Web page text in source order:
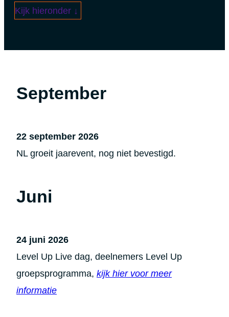
Kijk hieronder ↓
September
22 september 2026
NL groeit jaarevent, nog niet bevestigd.
Juni
24 juni 2026
Level Up Live dag, deelnemers Level Up
groepsprogramma, kijk hier voor meer
informatie